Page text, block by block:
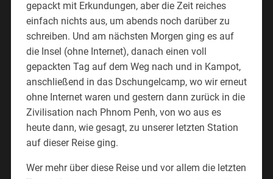
gepackt mit Erkundungen, aber die Zeit reiches
einfach nichts aus, um abends noch darüber zu
schreiben. Und am nächsten Morgen ging es auf
die Insel (ohne Internet), danach einen voll
gepackten Tag auf dem Weg nach und in Kampot,
anschließend in das Dschungelcamp, wo wir erneut
ohne Internet waren und gestern dann zurück in die
Zivilisation nach Phnom Penh, von wo aus es
heute dann, wie gesagt, zu unserer letzten Station
auf dieser Reise ging.
Wer mehr über diese Reise und vor allem die letzten